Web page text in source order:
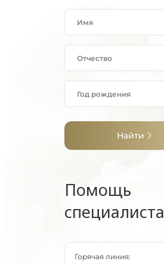
Найти
Помощь
специалиста
Горячая линия: